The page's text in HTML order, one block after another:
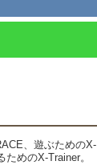
、遊ぶためのX-
ためのX-Trainer。